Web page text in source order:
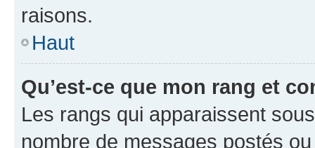
raisons.
Haut
Qu’est-ce que mon rang et
Les rangs qui apparaissent
nombre de messages postés